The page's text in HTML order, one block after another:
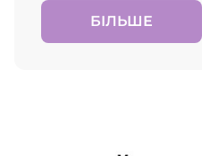
БІЛЬШЕ